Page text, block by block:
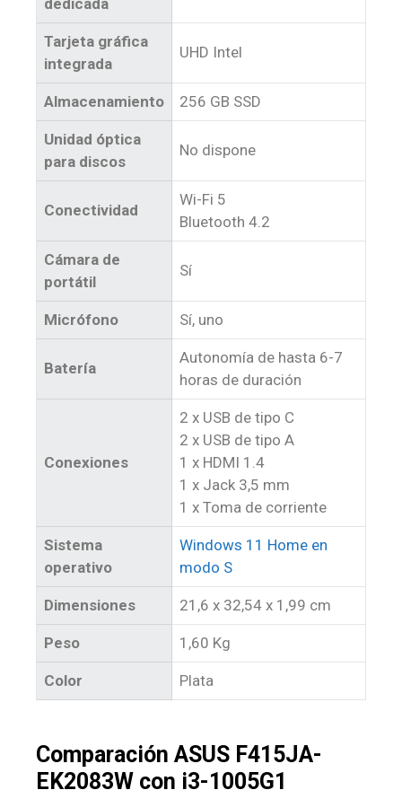
dedicada
Tarjeta gráfica
integrada
UHD Intel
Almacenamiento 256 GB SSD
Unidad óptica
para discos
No dispone
Conectividad
Wi-Fi 5
Bluetooth 4.2
Cámara de
portátil
Sí
Micrófono Sí, uno
Batería
Autonomía de hasta 6-7
horas de duración
Conexiones
2 x USB de tipo C
2 x USB de tipo A
1 x HDMI 1.4
1 x Jack 3,5 mm
1 x Toma de corriente
Sistema
operativo
Windows 11 Home en
modo S
Dimensiones 21,6 x 32,54 x 1,99 cm
Peso 1,60 Kg
Color Plata
Comparación ASUS F415JA-
EK2083W con i3-1005G1